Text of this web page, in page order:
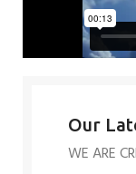
Our
WE ARE